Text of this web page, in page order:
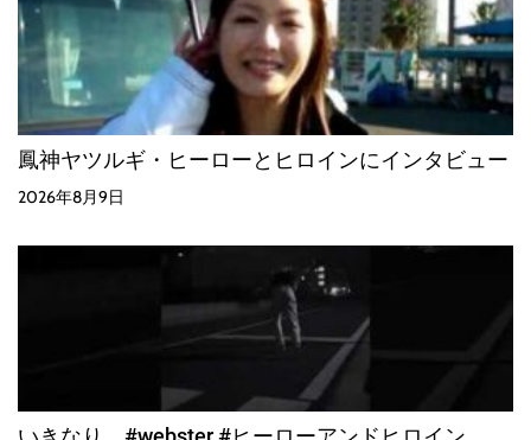
鳳神ヤツルギ・ヒーローとヒロインにインタビュー
2026年8月9日